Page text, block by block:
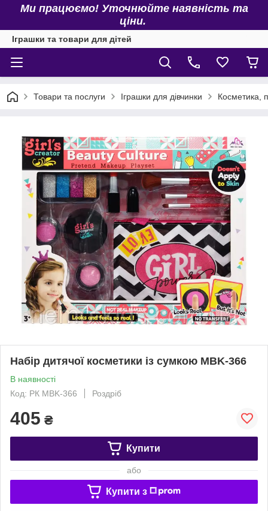
Ми працюємо! Уточнюйте наявність та
ціни.
Іграшки та товари для дітей
Товари та послуги Іграшки для дівчинки Косметика,
Набір дитячої косметики із сумкою MBK-366
В наявності
Код: РК MBK-366
Роздріб
405 ₴
Купити
або
Купити з